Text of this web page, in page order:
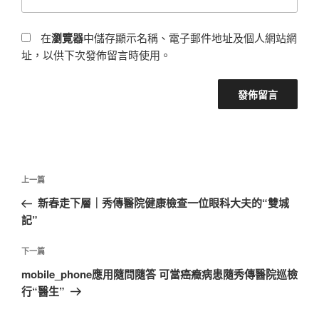
在瀏覽器中儲存顯示名稱、電子郵件地址及個人網站網
址，以供下次發佈留言時使用。
文
導
覽
上
一
篇
章
上一篇
新春走下層｜秀傳醫院健康檢查一位眼科大夫的“雙城
記”
下
一
篇
下一篇
mobile_phone應用隨問隨答 可當癌癥病患隨秀傳醫院巡檢
行“醫生”